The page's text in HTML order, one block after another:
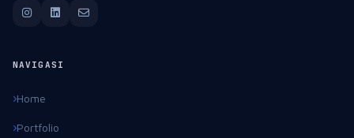
NAVIGASI
Home
Portfolio